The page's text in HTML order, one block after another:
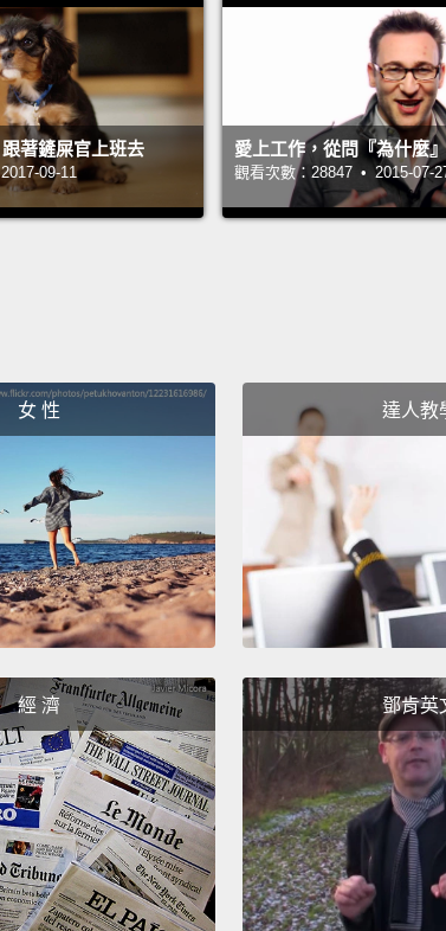
you're gonna give up. And that's what
people, actually.
If you really look at the
up, you know, being "successful" (unquote)
society and the ones that didn't,
that were successful loved what they did so
persevere,
when, you know, when it got
you gotta love it, you gotta have passion,
人們說你必須對你在做的事有許多熱忱，那完
是...因為那很困難，所以如果你沒有熱忱，任何
放棄。工作非常不簡單，而且你得持續做一段
你不愛你在做的事、如果你沒有從中得到樂趣
愛，你將會放棄。事實上，那就是多數人的情
人眼中成功的人，往往－－成功的人熱愛他們
們能堅持下去，在一切變得艱難時還能堅持。
工作的人...放棄。因為他們頭腦清醒啊，對吧
玩意的話，誰會想忍受？所以那是許多努力，
如果你不愛的話，你就會失敗。所以你必須愛
忱，我認為那是最重要的。
著鏟屎官上班去
09-11
愛上工作，從問『為什麼
觀看次數：28847 • 2015-07-
女 性 達人教
經 濟 鄧肯英